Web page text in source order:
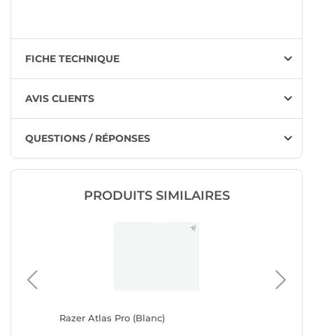
FICHE TECHNIQUE
AVIS CLIENTS
QUESTIONS / RÉPONSES
PRODUITS SIMILAIRES
Razer Atlas Pro (Blanc)